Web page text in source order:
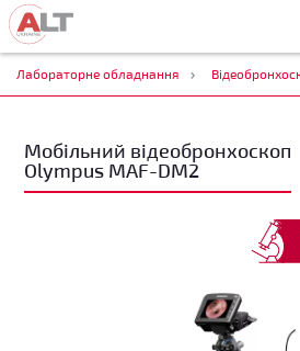
Лабораторне обладнання
Мобільний відеобронхоскоп
Olympus MAF-DM2